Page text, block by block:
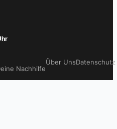
Nachhilfe
Über UnsDatenschutz